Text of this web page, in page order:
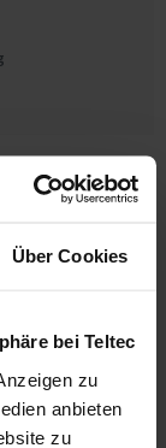
Über Cookies
bei Teltec
zu
anbieten
zu